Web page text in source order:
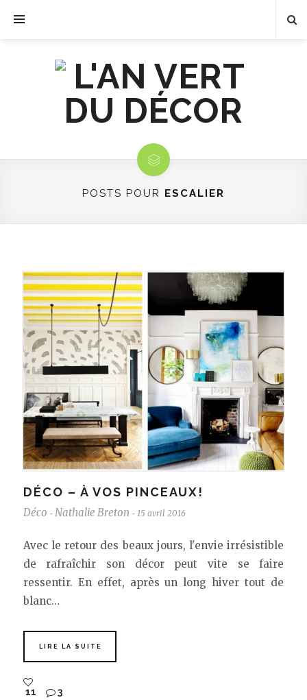
POSTS POUR ESCALIER
DÉCO – À VOS PINCEAUX!
Déco - Nathalie Breton - 15 avril 2016
Avec le retour des beaux jours, l'envie irrésistible
de rafraîchir son décor peut vite se faire
ressentir. En effet, après un long hiver tout de
blanc…
LIRE LA SUITE
11 3